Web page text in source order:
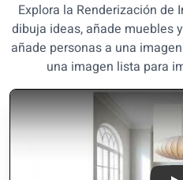
Explora la Renderización de
dibuja ideas, añade muebles
añade personas a una
una imagen lista para